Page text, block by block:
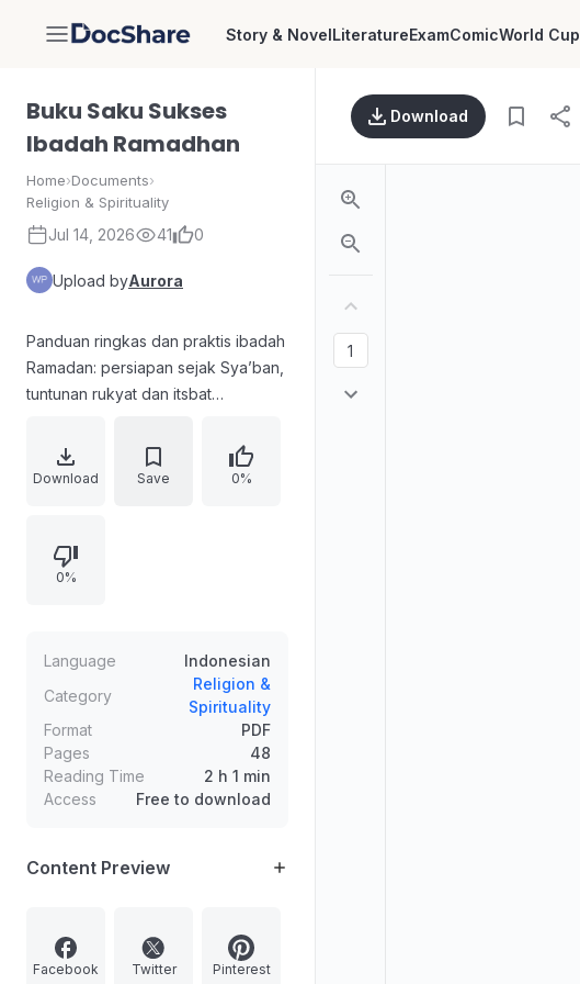
DocShare Story & NovelLiteratureExamComicWorld Cup
Buku Saku Sukses
Ibadah Ramadhan
Home›Documents›
Religion & Spirituality
Jul 14, 2026 41 0
Upload byAurora
Panduan ringkas dan praktis ibadah
Ramadan: persiapan sejak Sya’ban,
tuntunan rukyat dan itsbat
bulan baru dan Ramadhan,
ketentuan serta hal yang
malam seperti qiyamu Ramadhan,
tarawih, witir, tadarus, dan Lailatul
Fitri, termasuk makna “maaf lahir
batin”, silaturahim, ziarah, serta
lanjutan ibadah bulan Syawal.
Download Save 0%
0%
Language
Indonesian
Category
Religion &
Spirituality
Format
PDF
Pages
48
Reading Time
2 h 1 min
Access
Free to download
Content Preview
Facebook Twitter Pinterest
Download